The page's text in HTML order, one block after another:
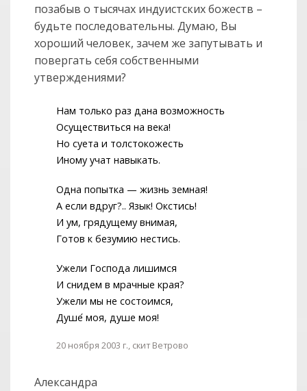
позабыв о тысячах индуистских божеств –
будьте последовательны. Думаю, Вы
хороший человек, зачем же запутывать и
повергать себя собственными
утверждениями?
Нам только раз дана возможность
Осуществиться на века!
Но суета и толстокожесть
Иному учат навыкать.
Одна попытка — жизнь земная!
А если вдруг?.. Язык! Окстись!
И ум, грядущему внимая,
Готов к безумию нестись.
Ужели Господа лишимся
И снидем в мрачные края?
Ужели мы не состоимся,
Душе моя, душе моя!
20 ноября 2003 г., скит Ветрово
Александра